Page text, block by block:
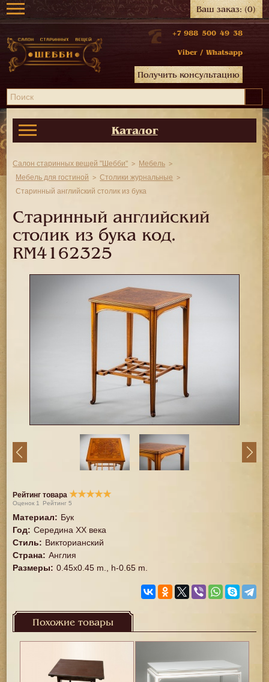
Ваш заказ:(0)
+7 988 500 49 38
Viber / Whatsapp
Получить консультацию
Каталог
Салон старинных вещей "Шебби"
Мебель
Мебель для гостиной
Столики журнальные
Старинный английский столик из бука
Старинный английский
столик из бука код.
RM4162325
Рейтинг товара ★★★★★
Оценок 1 Рейтинг5
Материал: Бук
Год: Середина XX векa
Стиль: Викторианский
Страна: Англия
Размеры: 0.45x0.45 m., h-0.65 m.
Похожие товары